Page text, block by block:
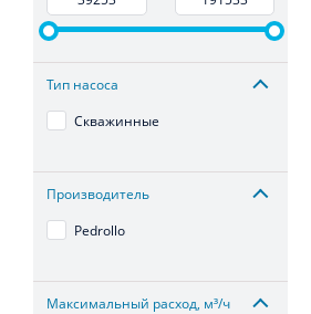
Тип насоса
Скважинные
Производитель
Pedrollo
Максимальный расход, м³/ч